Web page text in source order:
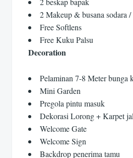
2 Makeup & busana sodara
Free Softlens
Free Kuku Palsu
Decoration
Pelaminan 7-8 Meter bunga
Mini Garden
Pregola pintu masuk
Dekorasi Lorong + Karpet
Welcome Gate
Welcome Sign
Backdrop penerima tamu